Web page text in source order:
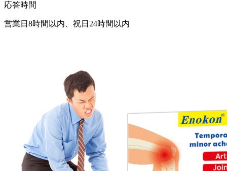
応答時間
営業日8時間以内、祝日24時間以内